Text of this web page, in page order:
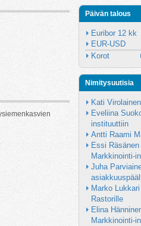
Päivän talous
Euribor 12 kk
EUR-USD
Korot
Nimitysuutisia
Kati
Eveliina
instituuttiin
Antti Raami
Essi
Markkinointi-
Juha
Marko
Rastorille
Elina
Markkinointi-